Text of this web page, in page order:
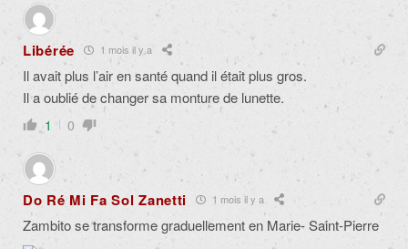
Libérée 1 mois il y a
Il avait plus l’air en santé quand il était plus gros.
Il a oublié de changer sa monture de lunette.
1 0
Do Ré Mi Fa Sol Zanetti 1 mois il y a
Zambito se transforme graduellement en Marie- Saint-Pierre